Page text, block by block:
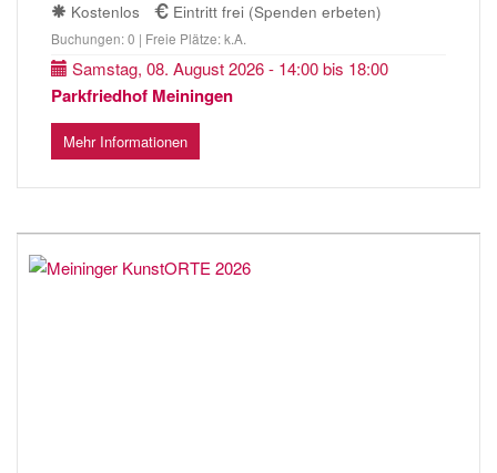
Kostenlos
Eintritt frei (Spenden erbeten)
Buchungen: 0 | Freie Plätze: k.A.
Samstag, 08. August 2026 - 14:00 bis 18:00
Parkfriedhof Meiningen
Mehr Informationen